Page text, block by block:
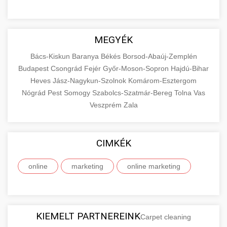
MEGYÉK
Bács-Kiskun Baranya Békés Borsod-Abaúj-Zemplén
Budapest Csongrád Fejér Győr-Moson-Sopron Hajdú-Bihar
Heves Jász-Nagykun-Szolnok Komárom-Esztergom
Nógrád Pest Somogy Szabolcs-Szatmár-Bereg Tolna Vas
Veszprém Zala
CIMKÉK
online marketing online marketing
KIEMELT PARTNEREINKCarpet cleaning